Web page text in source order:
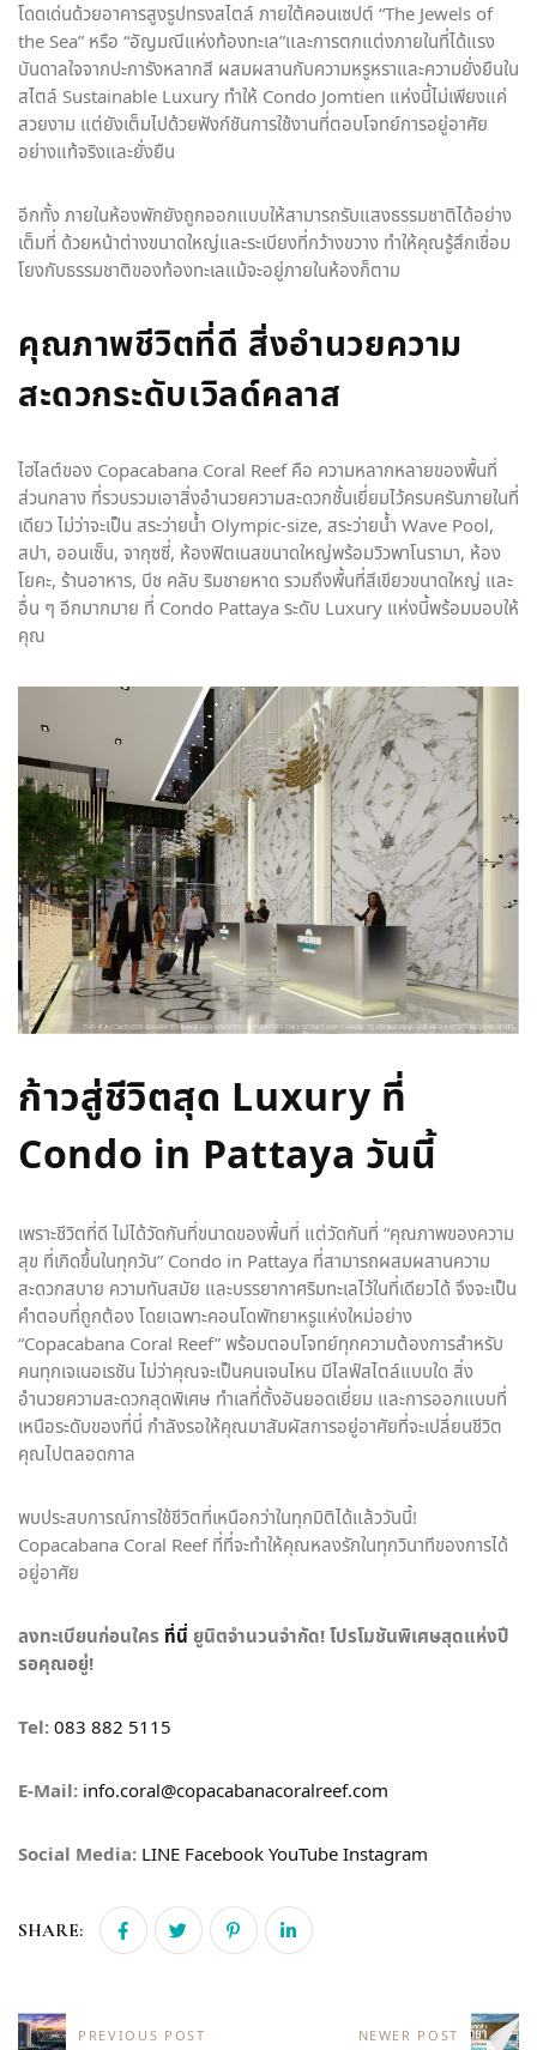
โดดเด่นด้วยอาคารสูงรูปทรงสไตล์ ภายใต้คอนเซปต์ “The Jewels of
the Sea” หรือ “อัญมณีแห่งท้องทะเล”และการตกแต่งภายในที่ได้แรง
บันดาลใจจากปะการังหลากสี ผสมผสานกับความหรูหราและความยั่งยืนใน
สไตล์ Sustainable Luxury ทำให้ Condo Jomtien แห่งนี้ไม่เพียงแค่
สวยงาม แต่ยังเต็มไปด้วยฟังก์ชันการใช้งานที่ตอบโจทย์การอยู่อาศัย
อย่างแท้จริงและยั่งยืน
อีกทั้ง ภายในห้องพักยังถูกออกแบบให้สามารถรับแสงธรรมชาติได้อย่าง
เต็มที่ ด้วยหน้าต่างขนาดใหญ่และระเบียงที่กว้างขวาง ทำให้คุณรู้สึกเชื่อม
โยงกับธรรมชาติของท้องทะเลแม้จะอยู่ภายในห้องก็ตาม
คุณภาพชีวิตที่ดี สิ่งอำนวยความ
สะดวกระดับเวิลด์คลาส
ไฮไลต์ของ Copacabana Coral Reef คือ ความหลากหลายของพื้นที่
ส่วนกลาง ที่รวบรวมเอาสิ่งอำนวยความสะดวกชั้นเยี่ยมไว้ครบครันภายในที่
เดียว ไม่ว่าจะเป็น สระว่ายน้ำ Olympic-size, สระว่ายน้ำ Wave Pool,
สปา, ออนเซ็น, จากุซซี่, ห้องฟิตเนสขนาดใหญ่พร้อมวิวพาโนรามา, ห้อง
โยคะ, ร้านอาหาร, บีช คลับ ริมชายหาด รวมถึงพื้นที่สีเขียวขนาดใหญ่ และ
อื่น ๆ อีกมากมาย ที่ Condo Pattaya ระดับ Luxury แห่งนี้พร้อมมอบให้
คุณ
ก้าวสู่ชีวิตสุด Luxury ที่
Condo in Pattaya วันนี้
เพราะชีวิตที่ดี ไม่ได้วัดกันที่ขนาดของพื้นที่ แต่วัดกันที่ “คุณภาพของความ
สุข ที่เกิดขึ้นในทุกวัน” Condo in Pattaya ที่สามารถผสมผสานความ
สะดวกสบาย ความทันสมัย และบรรยากาศริมทะเลไว้ในที่เดียวได้ จึงจะเป็น
คำตอบที่ถูกต้อง โดยเฉพาะคอนโดพัทยาหรูแห่งใหม่อย่าง
“Copacabana Coral Reef” พร้อมตอบโจทย์ทุกความต้องการสำหรับ
คนทุกเจเนอเรชัน ไม่ว่าคุณจะเป็นคนเจนไหน มีไลฟ์สไตล์แบบใด สิ่ง
อำนวยความสะดวกสุดพิเศษ ทำเลที่ตั้งอันยอดเยี่ยม และการออกแบบที่
เหนือระดับของที่นี่ กำลังรอให้คุณมาสัมผัสการอยู่อาศัยที่จะเปลี่ยนชีวิต
คุณไปตลอดกาล
พบประสบการณ์การใช้ชีวิตที่เหนือกว่าในทุกมิติได้แล้ววันนี้!
Copacabana Coral Reef ที่ที่จะทำให้คุณหลงรักในทุกวินาทีของการได้
อยู่อาศัย
ลงทะเบียนก่อนใคร ที่นี่ ยูนิตจำนวนจำกัด! โปรโมชันพิเศษสุดแห่งปี
รอคุณอยู่!
Tel:083 882 5115
E-Mail: info.coral@copacabanacoralreef.com
Social Media: LINE FacebookYouTubeInstagram
SHARE:
PREVIOUS POST NEWER POST